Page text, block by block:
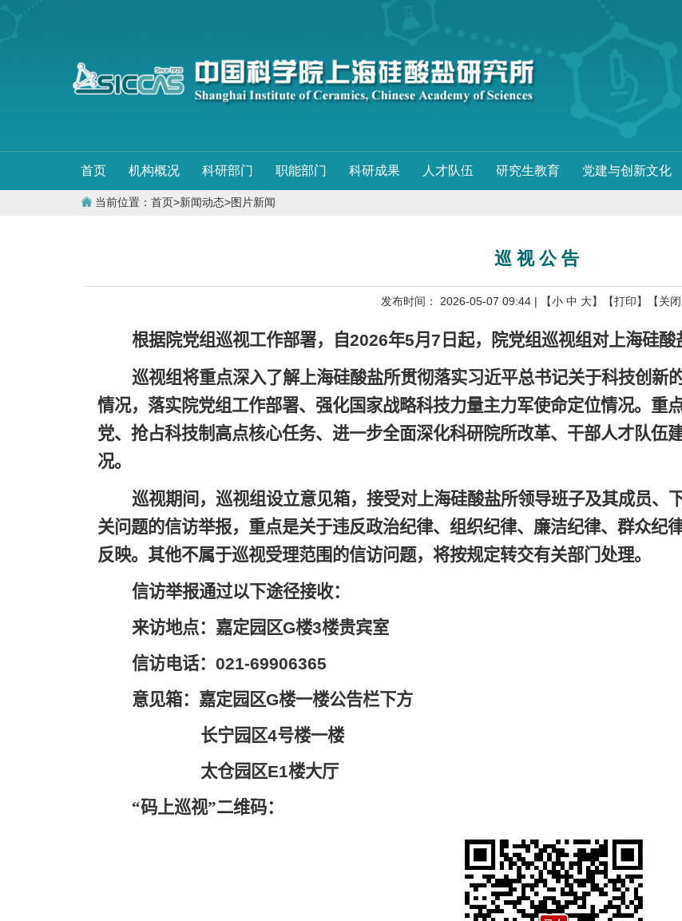
首页 机构概况 科研部门 职能部门 科研成果 人才队伍 研究生教育 党建与创新文化
当前位置： 首页>新闻动态>图片新闻
巡 视 公 告
发布时间： 2026-05-07 09:44 | 【小 中 大】 【打印】 【关闭
根据院党组巡视工作部署，自2026年5月 7 日 起，院党组巡视组对上海硅酸
巡视组将重点深入了解上海硅酸盐所贯彻落实习近平总书记关于科技创新
情况，落实院党组工作部署、强化国家战略科技力量主力军使命定位情况。重
党、抢占科技制高点核心任务、进一步全面深化科研院所改革、干部人才队伍
况。
巡视期间，巡视组设立意见箱，接受对上海硅酸盐所领导班子及其成员、
关问题的信访举报，重点是关于违反政治纪律、组织纪律、廉洁纪律、群众纪
反映。其他不属于巡视受理范围的信访问题，将按规定转交有关部门处理。
信访举报通过以下途径接收：
来访地点：嘉定园区G楼3楼贵宾室
信访电话：021-69906365
意见箱：嘉定园区G楼一楼公告栏下方
长宁园区4号楼一楼
太仓园区E1楼大厅
“码上巡视”二维码：